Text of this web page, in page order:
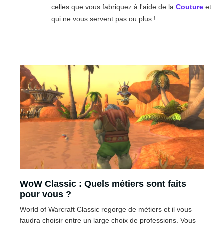
celles que vous fabriquez à l'aide de laCouture et
qui ne vous servent pas ou plus !
WoW Classic : Quels métiers sont faits
pour vous ?
World of Warcraft Classic regorge de métiers et il vous
faudra choisir entre un large choix de professions. Vous